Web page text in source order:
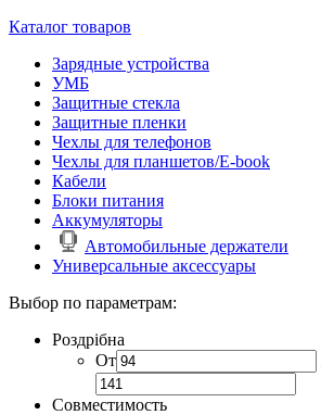
Каталог товаров
Зарядные устройства
УМБ
Защитные стекла
Защитные пленки
Чехлы для телефонов
Чехлы для планшетов/E-book
Кабели
Блоки питания
Аккумуляторы
Автомобильные держатели
Универсальные аксессуары
Выбор по параметрам:
Роздрібна
От
Совместимость